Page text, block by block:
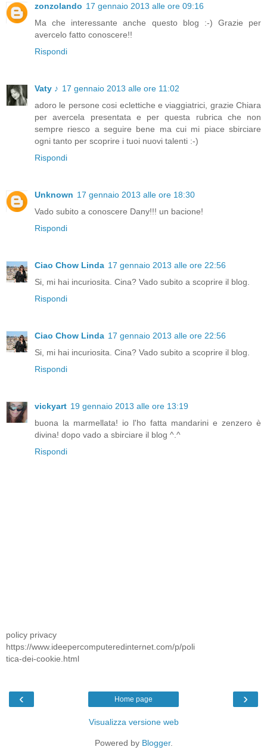
zonzolando 17 gennaio 2013 alle ore 09:16
Ma che interessante anche questo blog :-) Grazie per
avercelo fatto conoscere!!
Rispondi
Vaty ♪ 17 gennaio 2013 alle ore 11:02
adoro le persone cosi eclettiche e viaggiatrici, grazie Chiara
per avercela presentata e per questa rubrica che non
sempre riesco a seguire bene ma cui mi piace sbirciare
ogni tanto per scoprire i tuoi nuovi talenti :-)
Rispondi
Unknown 17 gennaio 2013 alle ore 18:30
Vado subito a conoscere Dany!!! un bacione!
Rispondi
Ciao Chow Linda 17 gennaio 2013 alle ore 22:56
Si, mi hai incuriosita. Cina? Vado subito a scoprire il blog.
Rispondi
Ciao Chow Linda 17 gennaio 2013 alle ore 22:56
Si, mi hai incuriosita. Cina? Vado subito a scoprire il blog.
Rispondi
vickyart 19 gennaio 2013 alle ore 13:19
buona la marmellata! io l'ho fatta mandarini e zenzero è
divina! dopo vado a sbirciare il blog ^.^
Rispondi
policy privacy
https://www.ideepercomputeredinternet.com/p/poli
tica-dei-cookie.html
‹ ›
Home page
Visualizza versione web
Powered by Blogger.